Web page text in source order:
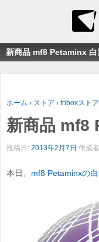
新商品 mf8 Petaminx 白
ホーム › ストア › triboxストア
新商品 mf8
投稿日: 2013年2月7日 作成
本日、 mf8 Petaminxの